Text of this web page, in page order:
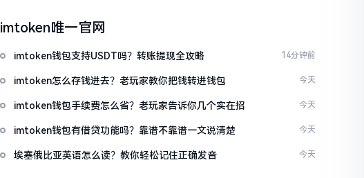
imtoken唯一官网
imtoken钱包支持USDT吗？转账提现全攻略 14分钟前
imtoken怎么存钱进去？老玩家教你把钱转进钱包 今天
imtoken钱包手续费怎么省？老玩家告诉你几个实在招 今天
imtoken钱包有借贷功能吗？靠谱不靠谱一文说清楚 今天
埃塞俄比亚英语怎么读？教你轻松记住正确发音 今天